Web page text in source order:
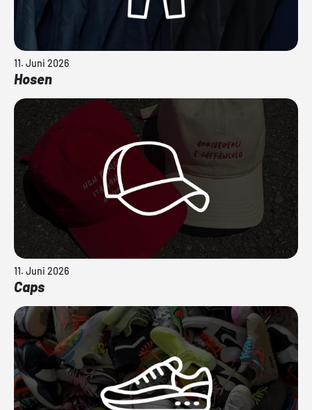
11. Juni 2026
Hosen
11. Juni 2026
Caps